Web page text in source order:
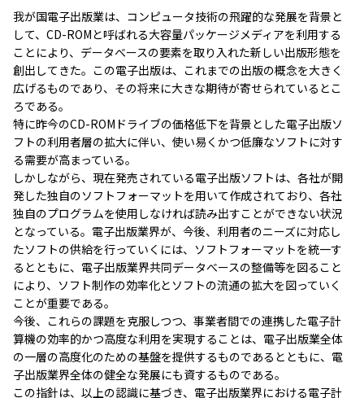
我が国電子出版業は、コンピュータ技術の飛躍的な発展を背景と
して、CD-ROMと呼ばれる大容量パッケージメディアを利用する
ことにより、データべースの要素を取り入れた新しい出版形態を
創出してきた。この電子出版は、これまでの出版の概念を大きく
広げるものであり、その将来に大きな期待が寄せられているとこ
ろである。
特に昨今のCD-ROMドライブの価格低下を背景とした電子出版ソ
フトの利用者層の拡大に伴い、使い易くかつ低廉なソフトに対す
る需要が高まっている。
しかしながら、現在発売されている電子出版ソフトは、各社が開
発した独自のソフトフォーマットを用いて作成されており、各社
独自のプログラムを使用しなければ読み出すことができない状況
となっている。電子出版業界が、今後、利用者のニーズに対応し
たソフトの供給を行っていくには、ソフトフォーマットを統一す
るとともに、電子出版業界共同データべースの整備等を図ること
により、ソフト制作の効率化とソフトの流通の拡大を図っていく
ことが重要である。
今後、これらの課題を克服しつつ、事業者間での連携した電子計
算機の効率的かつ高度な利用を実現することは、電子出版業全体
の一層の高度化のための基盤を提供するものであるとともに、電
子出版業界全体の健全な発展にも資するものである。
この指針は、以上の認識に基づき、電子出版業界における電子計